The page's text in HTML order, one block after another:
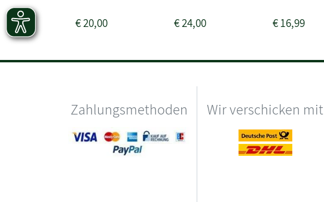
€20,00 €24,00 €16,99
Zahlungsmethoden Wir verschicken mit